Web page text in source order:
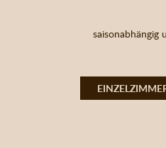
saisonabhängig